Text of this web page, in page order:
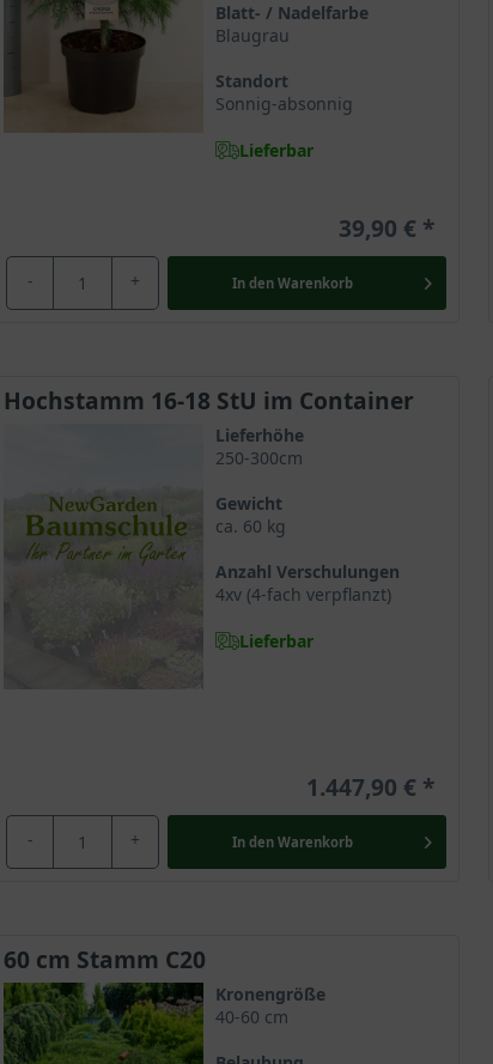
Blatt- / Nadelfarbe
Blaugrau
Standort
Sonnig-absonnig
Lieferbar
39,90 €
- + In den Warenkorb
Hochstamm 16-18 StU im Container
Lieferhöhe
250-300cm
Gewicht
ca. 60 kg
Anzahl Verschulungen
4xv (4-fach verpflanzt)
Lieferbar
1.447,90 €
- + In den Warenkorb
60 cm Stamm C20
Kronengröße
40-60 cm